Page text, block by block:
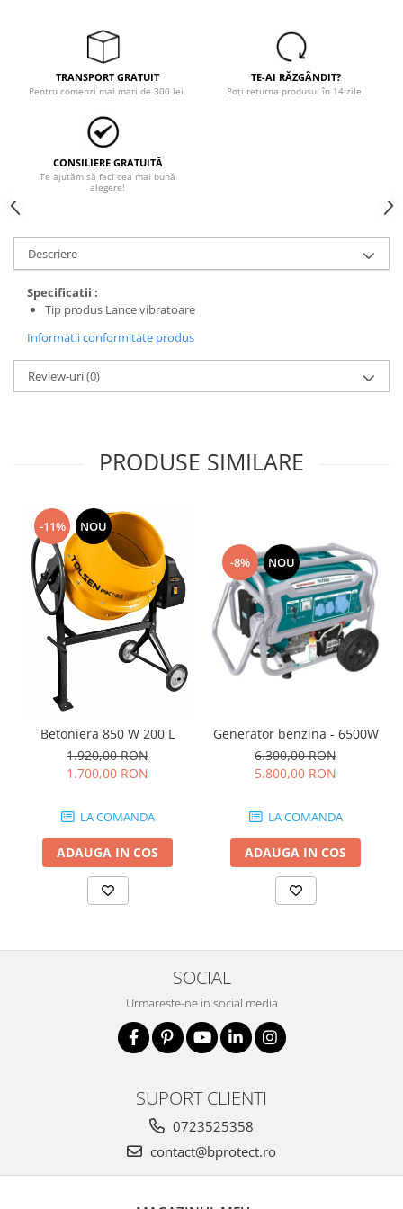
îmbrăcăminte pentru damă
Rezistent la flacăra
Vizibilitate înalta hi-vis
îmbrăcăminte asistente/doctori
îmbrăcăminte bucătari
îmbrăcăminte de lucru
înaltă vizibilitate hi-vis
Combinezoane
Hanorace
Jachete
Pantaloni
Pantaloni scurti
Salopetă cu pieptar
Tricouri
Veste
TRANSPORT GRATUIT
Pentru comenzi mai mari de 300 lei.
TE-AI RĂZGÂNDIT?
Poți returna produsul în 14 zile.
CONSILIERE GRATUITĂ
Te ajutăm să faci cea mai bună
alegere!
Descriere
Specificatii :
Tip produs Lance vibratoare
Informatii conformitate produs
Review-uri(0)
PRODUSE SIMILARE
-11% NOU
Betoniera 850 W 200 L
1.920,00 RON
1.700,00 RON
LA COMANDA
ADAUGA IN COS
-8% NOU
Generator benzina - 6500W
6.300,00 RON
5.800,00 RON
LA COMANDA
ADAUGA IN COS
SOCIAL
Urmareste-ne in social media
SUPORT CLIENTI
0723525358
contact@bprotect.ro